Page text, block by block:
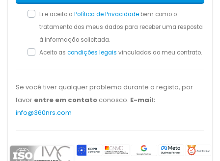
Li e aceito a Política de Privacidade bem como o
tratamento dos meus dados para receber uma resposta
à informação solicitada.
Aceito as condições legais vinculadas ao meu contrato.
Se você tiver qualquer problema durante o registo, por
favor entre em contato conosco. E-mail:
info@360nrs.com